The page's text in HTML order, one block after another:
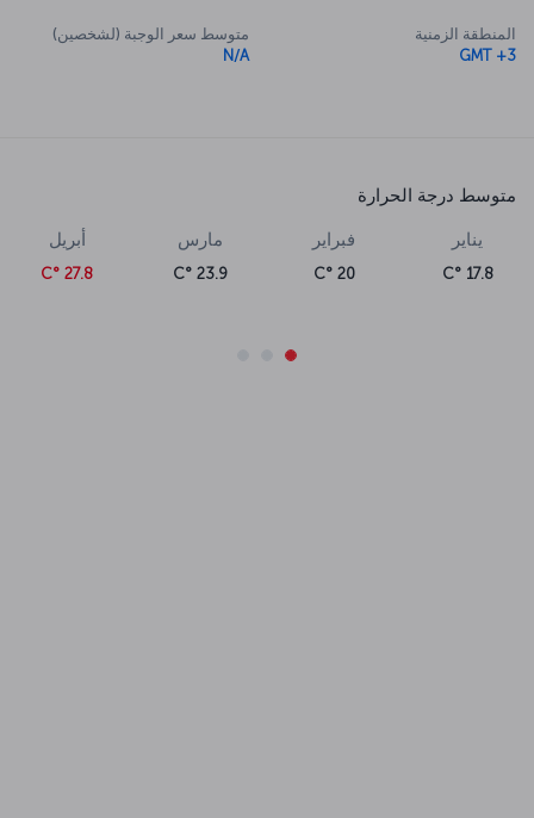
المنطقة الزمنية
GMT +3
متوسط سعر الوجبة (لشخصين)
N/A
متوسط درجة الحرارة
يناير
17.8 °C
فبراير
20 °C
مارس
23.9 °C
أبريل
27.8 °C